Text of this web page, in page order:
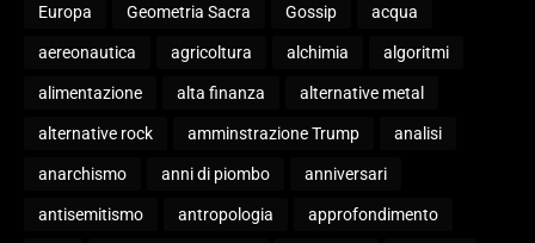
Europa Geometria Sacra Gossip acqua
aereonautica agricoltura alchimia algoritmi
alimentazione alta finanza alternative metal
alternative rock amminstrazione Trump analisi
anarchismo anni di piombo anniversari
antisemitismo antropologia approfondimento